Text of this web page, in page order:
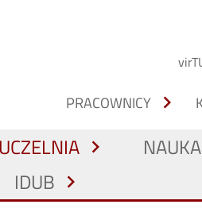
PRACOWNICY chevron_right
UCZELNIA chevron_right NAUKA
IDUB chevron_right